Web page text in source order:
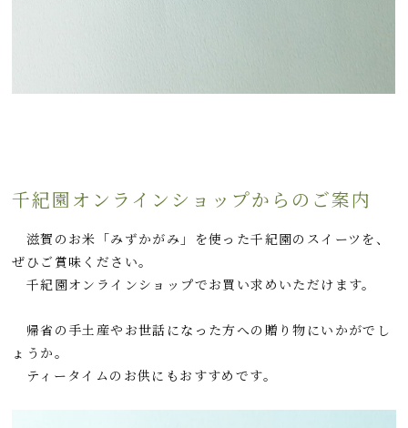
千紀園オンラインショップからのご案内
滋賀のお米「みずかがみ」を使った千紀園のスイーツを、
ぜひご賞味ください。
千紀園オンラインショップでお買い求めいただけます。
帰省の手土産やお世話になった方への贈り物にいかがでし
ょうか。
ティータイムのお供にもおすすめです。